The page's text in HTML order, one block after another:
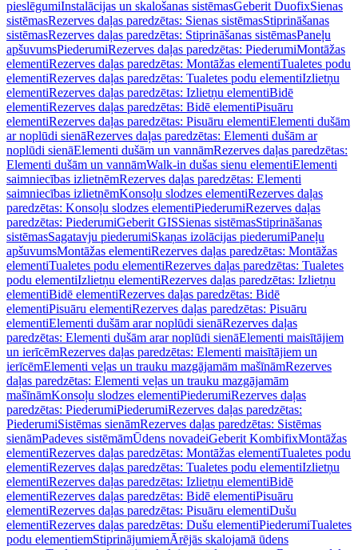
pieslēgumiInstalācijas un skalošanas sistēmasGeberit DuofixSienas
sistēmasRezerves daļas paredzētas: Sienas sistēmasStiprināšanas
sistēmasRezerves daļas paredzētas: Stiprināšanas sistēmasPaneļu
apšuvumsPiederumiRezerves daļas paredzētas: PiederumiMontāžas
elementiRezerves daļas paredzētas: Montāžas elementiTualetes podu
elementiRezerves daļas paredzētas: Tualetes podu elementiIzlietņu
elementiRezerves daļas paredzētas: Izlietņu elementiBidē
elementiRezerves daļas paredzētas: Bidē elementiPisuāru
elementiRezerves daļas paredzētas: Pisuāru elementiElementi dušām
ar noplūdi sienāRezerves daļas paredzētas: Elementi dušām ar
noplūdi sienāElementi dušām un vannāmRezerves daļas paredzētas:
Elementi dušām un vannāmWalk-in dušas sienu elementiElementi
saimniecības izlietnēmRezerves daļas paredzētas: Elementi
saimniecības izlietnēmKonsoļu slodzes elementiRezerves daļas
paredzētas: Konsoļu slodzes elementiPiederumiRezerves daļas
paredzētas: PiederumiGeberit GISSienas sistēmasStiprināšanas
sistēmasSagatavju piederumiSkaņas izolācijas piederumiPaneļu
apšuvumsMontāžas elementiRezerves daļas paredzētas: Montāžas
elementiTualetes podu elementiRezerves daļas paredzētas: Tualetes
podu elementiIzlietņu elementiRezerves daļas paredzētas: Izlietņu
elementiBidē elementiRezerves daļas paredzētas: Bidē
elementiPisuāru elementiRezerves daļas paredzētas: Pisuāru
elementiElementi dušām arar noplūdi sienāRezerves daļas
paredzētas: Elementi dušām arar noplūdi sienāElementi maisītājiem
un ierīcēmRezerves daļas paredzētas: Elementi maisītājiem un
ierīcēmElementi veļas un trauku mazgājamām mašīnāmRezerves
daļas paredzētas: Elementi veļas un trauku mazgājamām
mašīnāmKonsoļu slodzes elementiPiederumiRezerves daļas
paredzētas: PiederumiPiederumiRezerves daļas paredzētas:
PiederumiSistēmas sienāmRezerves daļas paredzētas: Sistēmas
sienāmPadeves sistēmāmŪdens novadeiGeberit KombifixMontāžas
elementiRezerves daļas paredzētas: Montāžas elementiTualetes podu
elementiRezerves daļas paredzētas: Tualetes podu elementiIzlietņu
elementiRezerves daļas paredzētas: Izlietņu elementiBidē
elementiRezerves daļas paredzētas: Bidē elementiPisuāru
elementiRezerves daļas paredzētas: Pisuāru elementiDušu
elementiRezerves daļas paredzētas: Dušu elementiPiederumiTualetes
podu elementiemStiprinājumiemĀrējās skalojamā ūdens